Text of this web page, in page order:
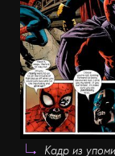
Кадр из